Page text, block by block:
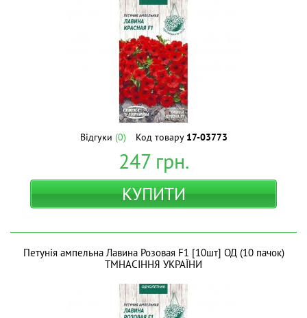
Відгуки (0) Код товару 17-03773
247грн.
КУПИТИ
Петунія ампельна Лавина Розовая F1 [10шт] ОД (10 пачок)
ТМНАСІННЯ УКРАЇНИ